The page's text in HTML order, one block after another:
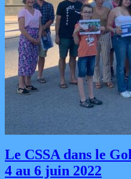
Le CSSA dans le
4 au 6 juin 2022